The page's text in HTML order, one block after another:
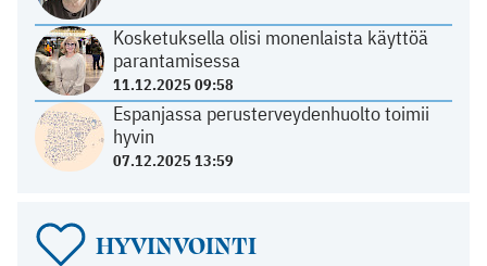
Kosketuksella olisi monenlaista käyttöä
parantamisessa
11.12.2025 09:58
Espanjassa perusterveydenhuolto toimii
hyvin
07.12.2025 13:59
HYVINVOINTI